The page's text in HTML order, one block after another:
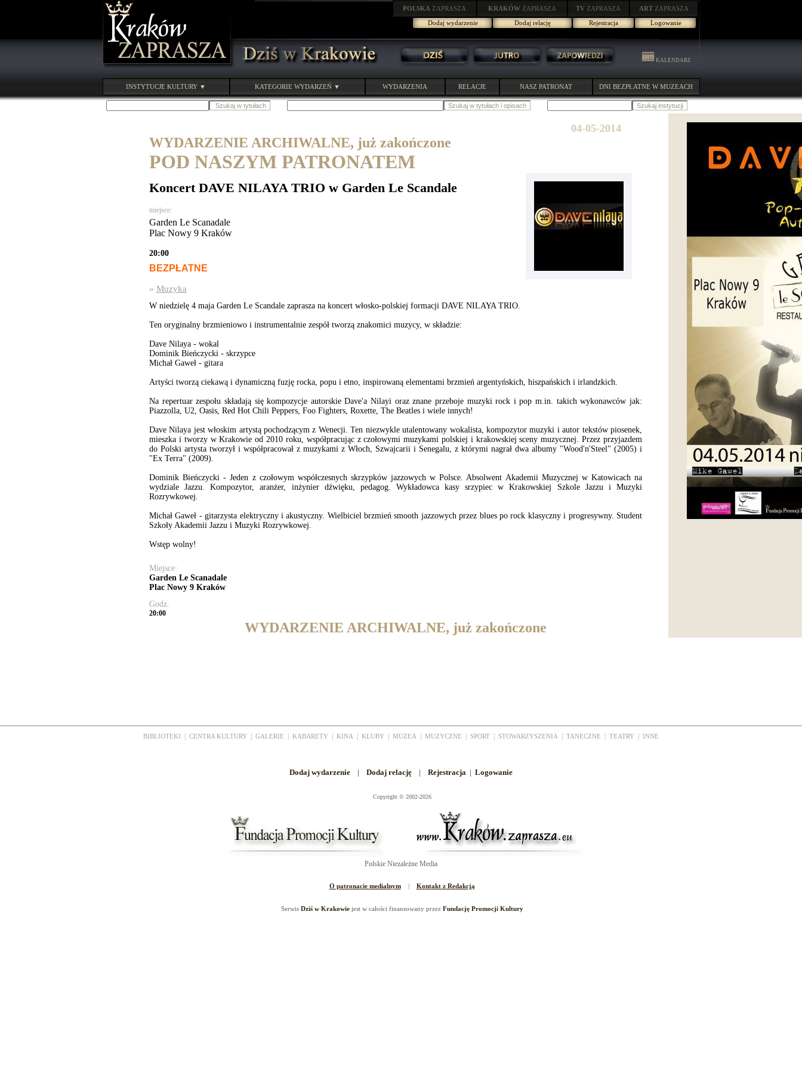
POLSKA ZAPRASZA KRAKÓW ZAPRASZA TV ZAPRASZA ART ZAPRASZA
Dodaj wydarzenie
Dodaj relację Rejestracja Logowanie
KALENDARZ
INSTYTUCJE KULTURY ▼ KATEGORIE WYDARZEŃ ▼ WYDARZENIA RELACJE NASZ PATRONAT DNI BEZPŁATNE W MUZEACH
04-05-2014
WYDARZENIE ARCHIWALNE, już zakończone
POD NASZYM PATRONATEM
Koncert DAVE NILAYA TRIO w Garden Le Scandale
miejsce:
Garden Le Scanadale
Plac Nowy 9 Kraków
20:00
BEZPŁATNE
» Muzyka
W niedzielę 4 maja Garden Le Scandale zaprasza na koncert włosko-polskiej formacji DAVE NILAYA TRIO.
Ten oryginalny brzmieniowo i instrumentalnie zespół tworzą znakomici muzycy, w składzie:
Dave Nilaya - wokal
Dominik Bieńczycki - skrzypce
Michał Gaweł - gitara
Artyści tworzą ciekawą i dynamiczną fuzję rocka, popu i etno, inspirowaną elementami brzmień argentyńskich, hiszpańskich i irlandzkich.
Na repertuar zespołu składają się kompozycje autorskie Dave'a Nilayi oraz znane przeboje muzyki rock i pop m.in. takich wykonawców jak:
Piazzolla, U2, Oasis, Red Hot Chili Peppers, Foo Fighters, Roxette, The Beatles i wiele innych!
Dave Nilaya jest włoskim artystą pochodzącym z Wenecji. Ten niezwykle utalentowany wokalista, kompozytor muzyki i autor tekstów piosenek,
mieszka i tworzy w Krakowie od 2010 roku, współpracując z czołowymi muzykami polskiej i krakowskiej sceny muzycznej. Przez przyjazdem
do Polski artysta tworzył i współpracował z muzykami z Włoch, Szwajcarii i Senegalu, z którymi nagrał dwa albumy "Wood'n'Steel" (2005) i
"Ex Terra" (2009).
Dominik Bieńczycki - Jeden z czołowym współczesnych skrzypków jazzowych w Polsce. Absolwent Akademii Muzycznej w Katowicach na
wydziale Jazzu. Kompozytor, aranżer, inżynier dźwięku, pedagog. Wykładowca kasy srzypiec w Krakowskiej Szkole Jazzu i Muzyki
Rozrywkowej.
Michał Gaweł - gitarzysta elektryczny i akustyczny. Wielbiciel brzmień smooth jazzowych przez blues po rock klasyczny i progresywny. Student
Szkoły Akademii Jazzu i Muzyki Rozrywkowej.
Wstęp wolny!
Miejsce:
Garden Le Scanadale
Plac Nowy 9 Kraków
Godz.
20:00
WYDARZENIE ARCHIWALNE, już zakończone
BIBLIOTEKI CENTRA KULTURY GALERIE KABARETY KINA KLUBY MUZEA MUZYCZNE SPORT STOWARZYSZENIA TANECZNE TEATRY INNE
Dodaj wydarzenie | Dodaj relację | Rejestracja | Logowanie
Copyright © 2002-2026
Polskie Niezależne Media
O patronacie medialnym| Kontakt z Redakcją
Serwis Dziś w Krakowiejest w całości finansowany przez Fundację Promocji Kultury